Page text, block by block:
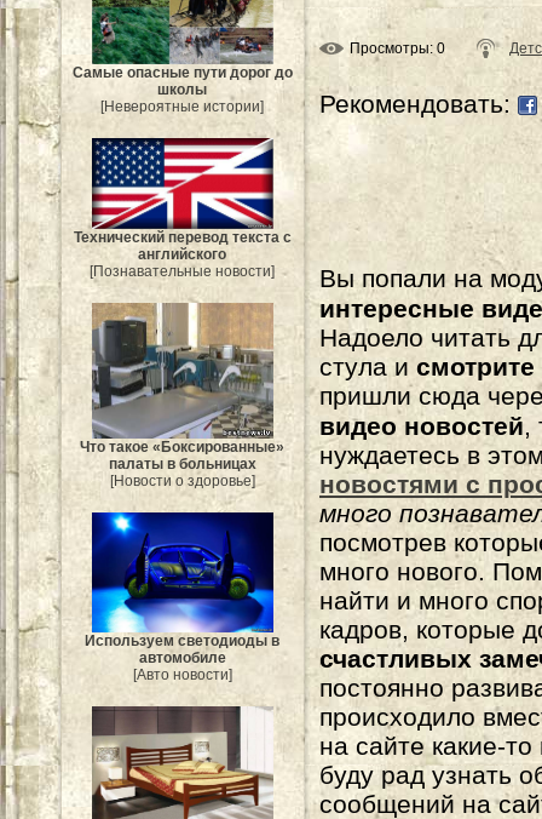
Самые опасные пути дорог до
школы
[Невероятные истории]
Технический перевод текста с
английского
[Познавательные новости]
Что такое «Боксированные»
палаты в больницах
[Новости о здоровье]
Используем светодиоды в
автомобиле
[Авто новости]
Просмотры: 0
Рекомендовать:
Вы попали на
интересные
Надоело читать
стула и
пришли сюда
видео новостей,
нуждаетесь в
новостями с
много
посмотрев
много нового.
найти и много
кадров, которые
счастливых
постоянно
происходило
на сайте какие-
буду рад узнать
сообщений на